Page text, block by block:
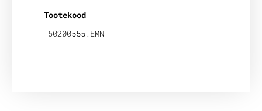
Tootekood
60200555.EMN